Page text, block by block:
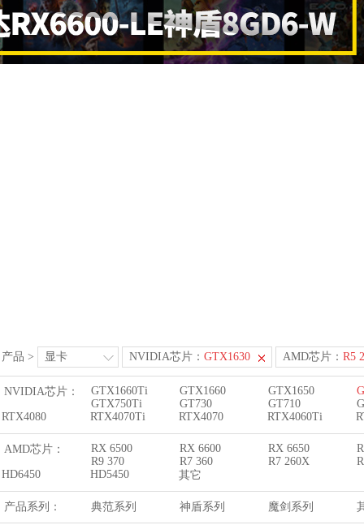
产品 > 显卡 NVIDIA芯片： GTX1630 AMD芯片： R5
NVIDIA芯片： GTX1660Ti GTX1660 GTX1650
GTX750Ti
GT730 GT710
RTX4080
RTX4070Ti RTX4070 RTX4060Ti
AMD芯片： RX 6500 RX 6600 RX 6650
R9 370
R7 360 R7 260X
HD6450
HD5450 其它
产品系列： 典范系列 神盾系列 魔剑系列